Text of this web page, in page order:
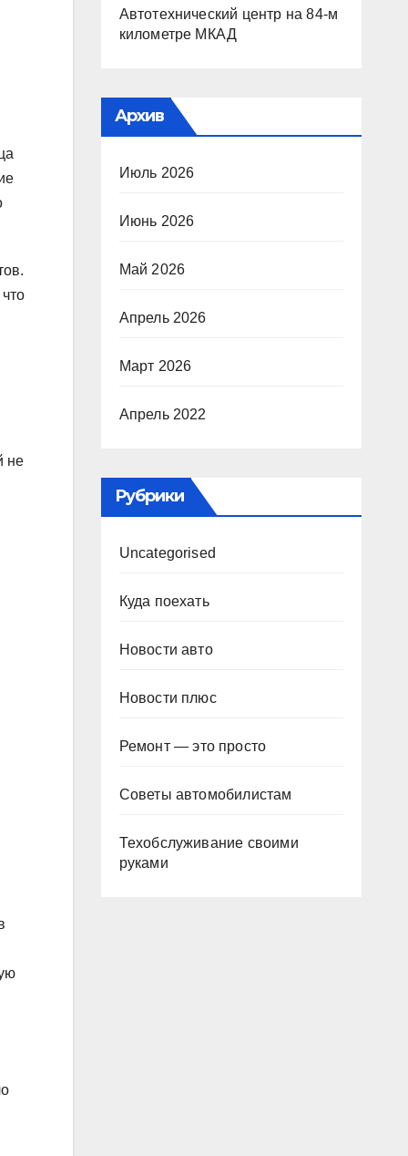
не
Автотехнический центр на 84-м
километре МКАД
Архив
Июль 2026
Июнь 2026
Май 2026
Апрель 2026
Март 2026
Апрель 2022
Рубрики
Uncategorised
Куда поехать
Новости авто
Новости плюс
Ремонт — это просто
Советы автомобилистам
Техобслуживание своими
руками